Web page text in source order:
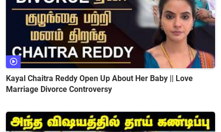
Kayal Chaitra Reddy Open Up About Her Baby || Love
Marriage Divorce Controversy